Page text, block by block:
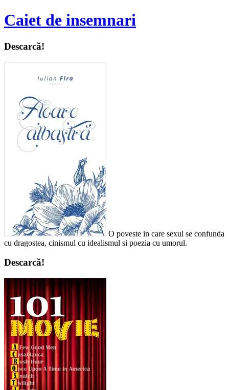
Caiet de insemnari
Descarcă!
O poveste in care sexul se confunda
cu dragostea, cinismul cu idealismul si poezia cu umorul.
Descarcă!